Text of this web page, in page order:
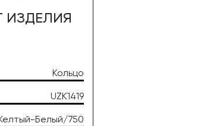
ИЗДЕЛИЯ
Кольцо
UZK1419
Белый/750